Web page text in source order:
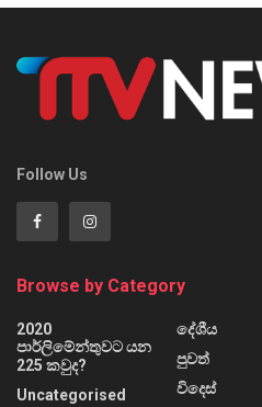
Follow Us
Browse by Category
2020
පාර්ලිමේන්තුවට යන
225 කවුද?
Uncategorised
දේශීය
පුවත්
විදෙස්